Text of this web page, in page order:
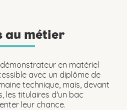
au métier
en matériel
avec un diplôme de
technique, mais, devant
les titulaires d'un bac
leur chance.